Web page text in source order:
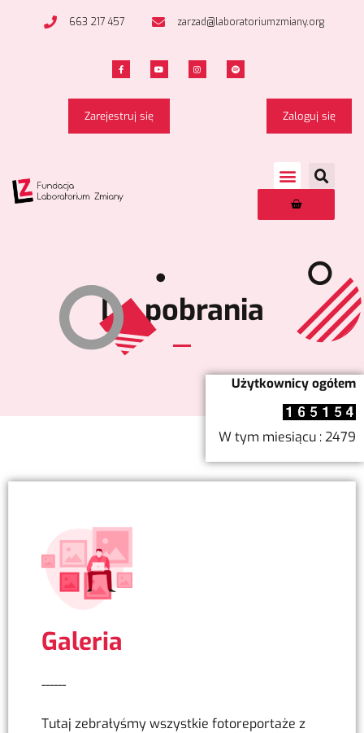
663 217 457 zarzad@laboratoriumzmiany.org
Zarejestruj się Zaloguj się
Do pobrania
Galeria
------
Tutaj zebrałyśmy wszystkie fotoreportaże z
Użytkownicy ogółem
W tym miesiącu : 2479